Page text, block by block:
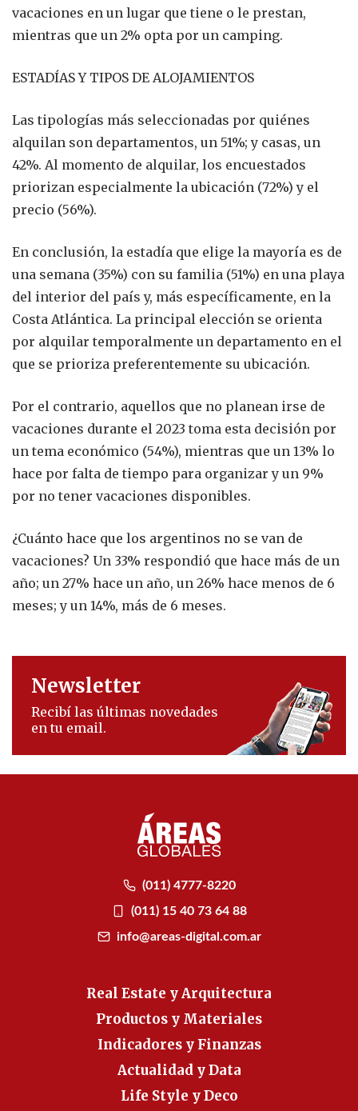
vacaciones en un lugar que tiene o le prestan,
mientras que un 2% opta por un camping.
ESTADÍAS Y TIPOS DE ALOJAMIENTOS
Las tipologías más seleccionadas por quiénes
alquilan son departamentos, un 51%; y casas, un
42%. Al momento de alquilar, los encuestados
priorizan especialmente la ubicación (72%) y el
precio (56%).
En conclusión, la estadía que elige la mayoría es de
una semana (35%) con su familia (51%) en una playa
del interior del país y, más específicamente, en la
Costa Atlántica. La principal elección se orienta
por alquilar temporalmente un departamento en el
que se prioriza preferentemente su ubicación.
Por el contrario, aquellos que no planean irse de
vacaciones durante el 2023 toma esta decisión por
un tema económico (54%), mientras que un 13% lo
hace por falta de tiempo para organizar y un 9%
por no tener vacaciones disponibles.
¿Cuánto hace que los argentinos no se van de
vacaciones? Un 33% respondió que hace más de un
año; un 27% hace un año, un 26% hace menos de 6
meses; y un 14%, más de 6 meses.
Newsletter
Recibí las últimas novedades
en tu email.
(011) 4777-8220
(011) 15 40 73 64 88
info@areas-digital.com.ar
Real Estate y Arquitectura
Productos y Materiales
Indicadores y Finanzas
Actualidad y Data
Life Style y Deco